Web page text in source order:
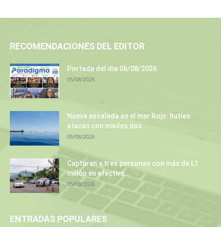
RECOMENDACIONES DEL EDITOR
Portada del día 06/08/2026
05/08/2026
Nueva escalada en el mar Rojo: hutíes
atacan con misiles dos...
05/08/2026
Capturan a tres personas con más de L1
millón en efectivo...
05/08/2026
ENTRADAS POPULARES